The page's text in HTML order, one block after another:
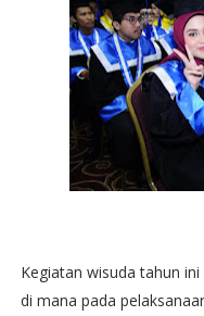
Kegiatan wisuda tahun
di mana pada